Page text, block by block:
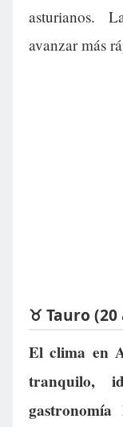
asturianos.
avanzar más
♉ Tauro
El clima en
tranquilo,